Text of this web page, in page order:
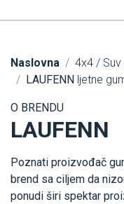
Naslovna 4x4 / Suv
LAUFENN ljetne
O BRENDU
LAUFENN
Poznati proizvođač
brend sa ciljem da
ponudi širi spektar